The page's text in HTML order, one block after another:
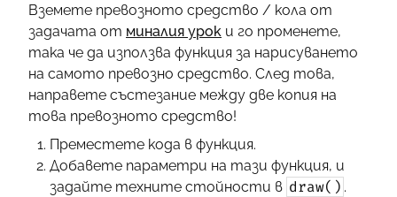
Вземете превозното средство / кола от
задачата от миналия урок и го променете,
така че да използва функция за нарисуването
на самото превозно средство. След това,
направете състезание между две копия на
това превозното средство!
Преместете кода в функция.
Добавете параметри на тази функция, и
задайте техните стойности в draw() .